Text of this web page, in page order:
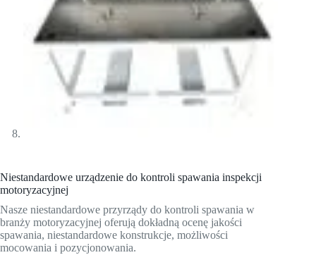
Niestandardowe urządzenie do kontroli spawania inspekcji
motoryzacyjnej
Nasze niestandardowe przyrządy do kontroli spawania w
branży motoryzacyjnej oferują dokładną ocenę jakości
spawania, niestandardowe konstrukcje, możliwości
mocowania i pozycjonowania.